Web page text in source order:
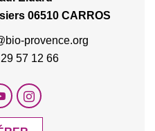
06510 CARROS
provence.org
57 12 66